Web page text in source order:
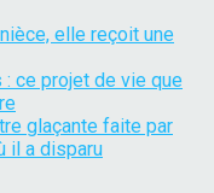
elle reçoit une
ce projet de vie que
glaçante faite par
il a disparu